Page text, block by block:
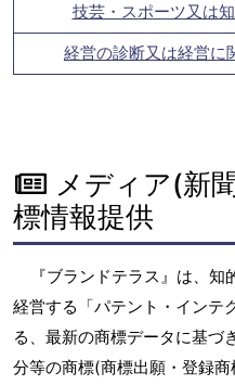
技芸・スポーツ又は
経営の診断又は経営に
メディア(新
標情報提供
『ブランドテラス』は、
経営する「パテント・インテ
る、最新の商標データに基づ
分等の商標(商標出願・登録